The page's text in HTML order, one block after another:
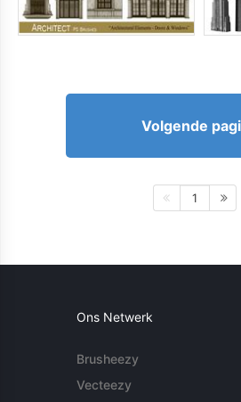
Volgende
1
Ons Netwerk
Brusheezy
Vecteezy